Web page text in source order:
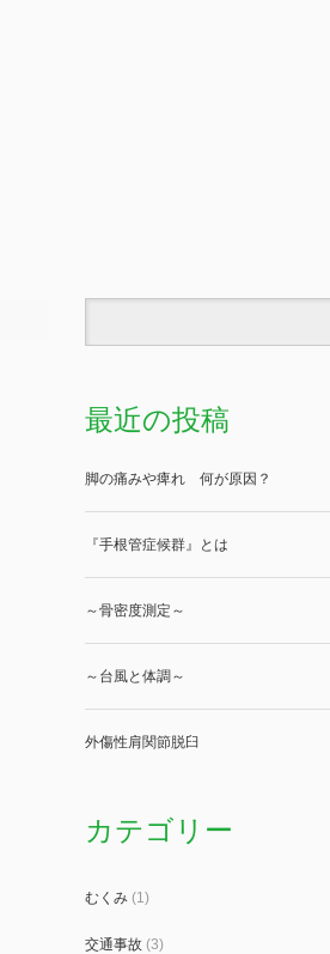
最近の投稿
脚の痛みや痺れ 何が原因？
『手根管症候群』とは
～骨密度測定～
～台風と体調～
外傷性肩関節脱臼
カテゴリー
むくみ(1)
交通事故(3)